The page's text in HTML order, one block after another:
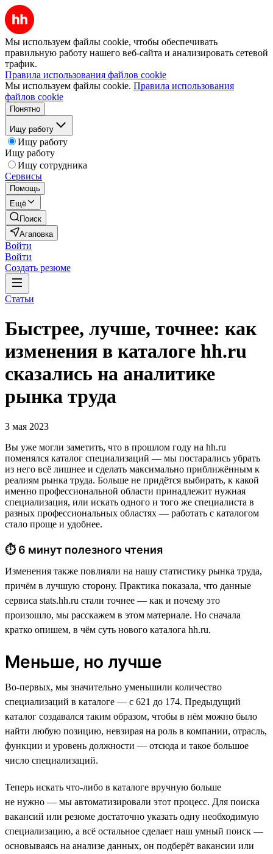
Мы используем файлы cookie, чтобы обеспечивать
правильную работу нашего веб-сайта и анализировать сетевой
трафик.
Правила использования файлов cookie
Мы используем файлы cookie. Правила использования
файлов cookie
Понятно
Ищу работу
Ищу работу
Ищу работу
Ищу сотрудника
Сервисы
Помощь
Ещё
Поиск
Агаповка
Войти
Войти
Создать резюме
Статьи
Быстрее, лучше, точнее: как
изменения в каталоге hh.ru
сказались на аналитике
рынка труда
3 мая 2023
Вы уже могли заметить, что в прошлом году на hh.ru
поменялся каталог специализаций — мы постарались убрать
из него всё лишнее и сделать максимально приближённым к
реалиям рынка труда. Больше не придётся выбирать, к какой
именно профессиональной области принадлежит нужная
специализация, или искать одного и того же специалиста в
разных профессиональных областях — работать с каталогом
стало проще и удобнее.
⏱ 6 минут полезного чтения
Изменения также повлияли на нашу статистику рынка труда,
причём в лучшую сторону. Практика показала, что данные
сервиса stats.hh.ru стали точнее — как и почему это
произошло, мы расскажем в этом материале. Но сначала
кратко опишем, в чём суть нового каталога hh.ru.
Меньше, но лучше
Во-первых, мы значительно уменьшили количество
специализаций в каталоге — с 621 до 174. Предыдущий
каталог создавался таким образом, чтобы в нём можно было
найти любую позицию, невзирая на роль в компании, отрасль,
функции и уровень должности — отсюда и такое большое
число специализаций.
Теперь искать что-либо в каталоге вручную больше
не нужно — мы автоматизировали этот процесс. Для поиска
вакансий или резюме достаточно указать одну необходимую
специализацию, а всё остальное сделает наш умный поиск —
основываясь на анализе данных, он подберёт вакансии или